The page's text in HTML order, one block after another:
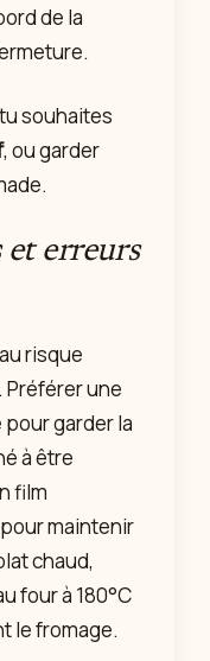
de la
souhaites
, ou garder
et erreurs
risque
Préférer une
garder la
à être
film
maintenir
chaud,
four à 180°C
le fromage.